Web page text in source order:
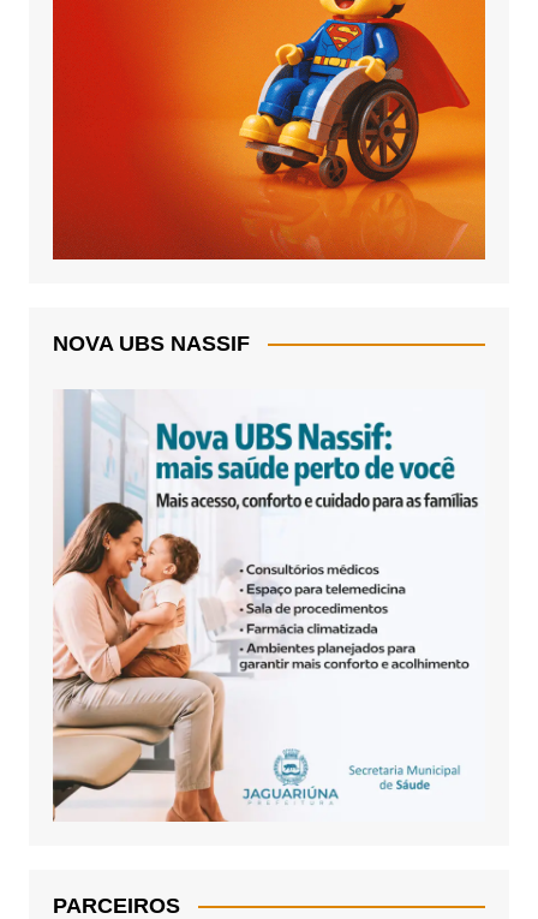
NOVA UBS NASSIF
PARCEIROS